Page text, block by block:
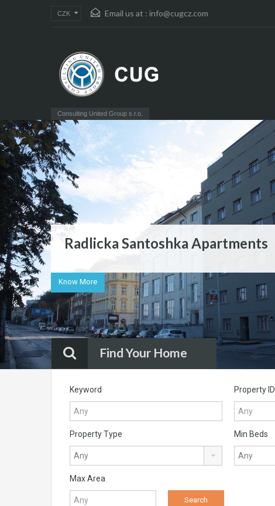
CZK Email us at : info@cugcz.com
Consulting United Group s.r.o.
Radlicka Santoshka Apartments
Know More
Find Your Home
Keyword Property ID
Property Type Min Beds
Max Area